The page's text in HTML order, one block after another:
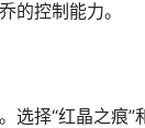
的控制能力。
择“红晶之痕